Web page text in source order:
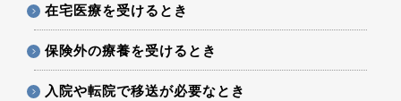
在宅医療を受けるとき
保険外の療養を受けるとき
入院や転院で移送が必要なとき